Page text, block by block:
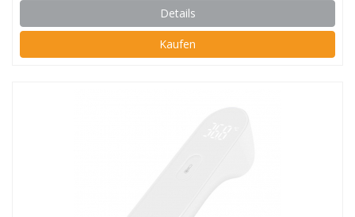
Details
Kaufen